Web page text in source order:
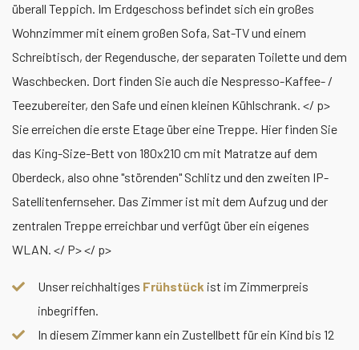
überall Teppich. Im Erdgeschoss befindet sich ein großes
Wohnzimmer mit einem großen Sofa, Sat-TV und einem
Schreibtisch, der Regendusche, der separaten Toilette und dem
Waschbecken. Dort finden Sie auch die Nespresso-Kaffee- /
Teezubereiter, den Safe und einen kleinen Kühlschrank. </ p>
Sie erreichen die erste Etage über eine Treppe. Hier finden Sie
das King-Size-Bett von 180x210 cm mit Matratze auf dem
Oberdeck, also ohne "störenden" Schlitz und den zweiten IP-
Satellitenfernseher. Das Zimmer ist mit dem Aufzug und der
zentralen Treppe erreichbar und verfügt über ein eigenes
WLAN. </ P> </ p>
Unser reichhaltiges Frühstück ist im Zimmerpreis
inbegriffen.
In diesem Zimmer kann ein Zustellbett für ein Kind bis 12